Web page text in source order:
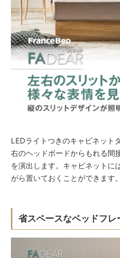
LEDライトつきのキャビネット
右のヘッドボードからもれる間
を演出します。キャビネットに
がら置いておくことができます。
省スペースなベッドフレ